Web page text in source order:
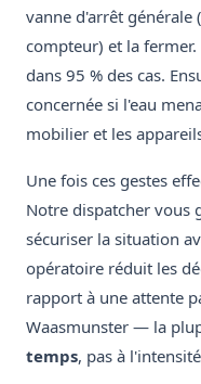
vanne d'arrêt générale
compteur) et la
dans 95 % des cas.
concernée si l'eau
mobilier et les
Une fois ces gestes
Notre dispatcher vous
sécuriser la situation
opératoire réduit les
rapport à une attente
Waasmunster — la
temps, pas à